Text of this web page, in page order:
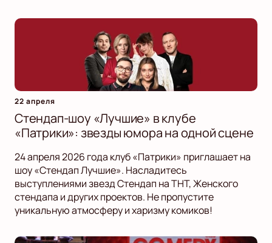
22 апреля
Стендап-шоу «Лучшие» в клубе
«Патрики»: звезды юмора на одной сцене
24 апреля 2026 года клуб «Патрики» приглашает на
шоу «Стендап Лучшие». Насладитесь
выступлениями звезд Стендап на ТНТ, Женского
стендапа и других проектов. Не пропустите
уникальную атмосферу и харизму комиков!